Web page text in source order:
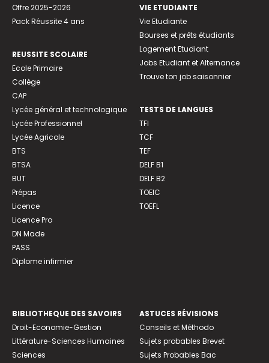
Offre 2025-2026
Pack Réussite 4 ans
REUSSITE SCOLAIRE
Ecole Primaire
Collège
CAP
Lycée général et technologique
Lycée Professionnel
Lycée Agricole
BTS
BTSA
BUT
Prépas
Licence
Licence Pro
DN Made
PASS
Diplome infirmier
VIE ETUDIANTE
Vie Etudiante
Bourses et prêts étudiants
Logement Etudiant
Jobs Etudiant et Alternance
Trouve ton job saisonnier
TESTS DE LANGUES
TFI
TCF
TEF
DELF B1
DELF B2
TOEIC
TOEFL
BIBLIOTHEQUE DES SAVOIRS
Droit-Economie-Gestion
Littérature-Sciences Humaines
Sciences
ASTUCES RÉVISIONS
Conseils et Méthodo
Sujets probables Brevet
Sujets Probables Bac